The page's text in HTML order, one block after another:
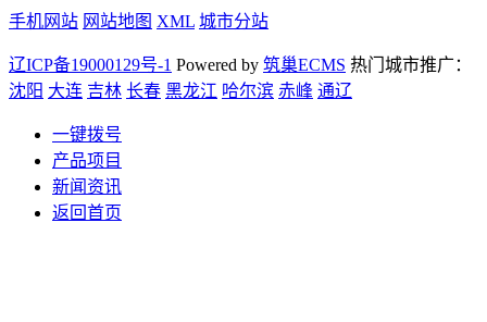
手机网站 网站地图 XML 城市分站
辽ICP备19000129号-1 Powered by 筑巢ECMS 热门城市推广：
沈阳 大连 吉林 长春 黑龙江 哈尔滨 赤峰 通辽
一键拨号
产品项目
新闻资讯
返回首页